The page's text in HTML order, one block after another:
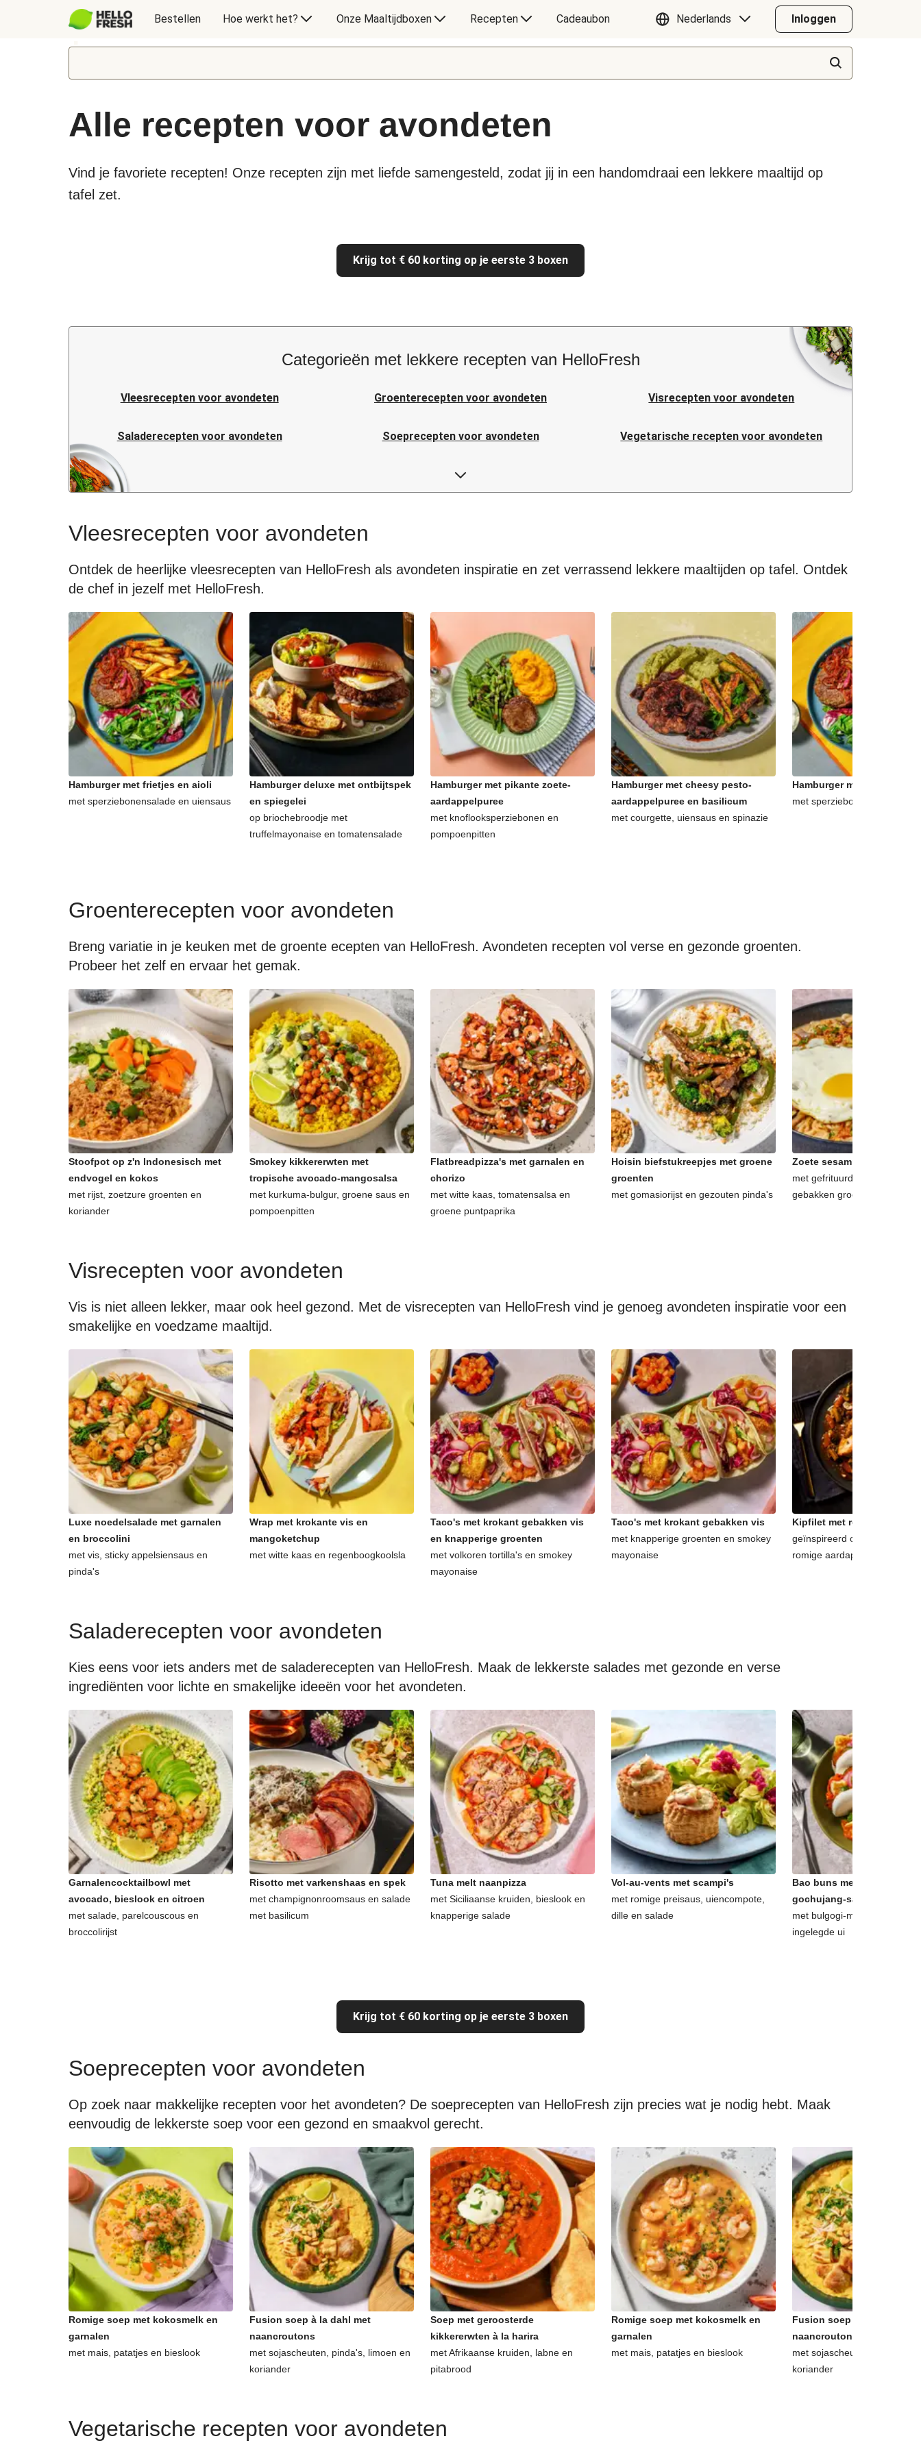
Bestellen Hoe werkt het? Onze Maaltijdboxen Recepten Cadeaubon Nederlands Inloggen
Alle recepten voor avondeten
Vind je favoriete recepten! Onze recepten zijn met liefde samengesteld, zodat jij in een handomdraai een lekkere maaltijd op
tafel zet.
Krijg tot € 60 korting op je eerste 3 boxen
Categorieën met lekkere recepten van HelloFresh
Vleesrecepten voor avondeten Groenterecepten voor avondeten Visrecepten voor avondeten
Saladerecepten voor avondeten Soeprecepten voor avondeten Vegetarische recepten voor avondeten
Pastarecepten voor avondeten Rijstrecepten voor avondeten
Vleesrecepten voor avondeten
Ontdek de heerlijke vleesrecepten van HelloFresh als avondeten inspiratie en zet verrassend lekkere maaltijden op tafel. Ontdek
de chef in jezelf met HelloFresh.
Hamburger met frietjes en aioli
met sperziebonensalade en uiensaus
Hamburger deluxe met ontbijtspek
en spiegelei
op briochebroodje met
truffelmayonaise en tomatensalade
Hamburger met pikante zoete-
aardappelpuree
met knoflooksperziebonen en
pompoenpitten
Hamburger met cheesy pesto-
aardappelpuree en basilicum
met courgette, uiensaus en spinazie
Hamburger met frietjes en
met sperziebonensalade en
Groenterecepten voor avondeten
Breng variatie in je keuken met de groente ecepten van HelloFresh. Avondeten recepten vol verse en gezonde groenten.
Probeer het zelf en ervaar het gemak.
Stoofpot op z'n Indonesisch met
endvogel en kokos
met rijst, zoetzure groenten en
koriander
Smokey kikkererwten met
tropische avocado-mangosalsa
met kurkuma-bulgur, groene saus en
pompoenpitten
Flatbreadpizza's met garnalen en
chorizo
met witte kaas, tomatensalsa en
groene puntpaprika
Hoisin biefstukreepjes met groene
groenten
met gomasiorijst en gezouten pinda's
Zoete sesamnoedels met
met gefrituurde uitjes,
gebakken groenten
Visrecepten voor avondeten
Vis is niet alleen lekker, maar ook heel gezond. Met de visrecepten van HelloFresh vind je genoeg avondeten inspiratie voor een
smakelijke en voedzame maaltijd.
Luxe noedelsalade met garnalen
en broccolini
met vis, sticky appelsiensaus en
pinda's
Wrap met krokante vis en
mangoketchup
met witte kaas en regenboogkoolsla
Taco's met krokant gebakken vis
en knapperige groenten
met volkoren tortilla's en smokey
mayonaise
Taco's met krokant gebakken vis
met knapperige groenten en smokey
mayonaise
Kipfilet met rodewijnstoof
geïnspireerd op coq au vin,
romige aardappelpuree
Saladerecepten voor avondeten
Kies eens voor iets anders met de saladerecepten van HelloFresh. Maak de lekkerste salades met gezonde en verse
ingrediënten voor lichte en smakelijke ideeën voor het avondeten.
Garnalencocktailbowl met
avocado, bieslook en citroen
met salade, parelcouscous en
broccolirijst
Risotto met varkenshaas en spek
met champignonroomsaus en salade
met basilicum
Tuna melt naanpizza
met Siciliaanse kruiden, bieslook en
knapperige salade
Vol-au-vents met scampi's
met romige preisaus, uiencompote,
dille en salade
Bao buns met halloumi en
gochujang-salade
met bulgogi-mayonaise,
ingelegde ui
Krijg tot € 60 korting op je eerste 3 boxen
Soeprecepten voor avondeten
Op zoek naar makkelijke recepten voor het avondeten? De soeprecepten van HelloFresh zijn precies wat je nodig hebt. Maak
eenvoudig de lekkerste soep voor een gezond en smaakvol gerecht.
Romige soep met kokosmelk en
garnalen
met mais, patatjes en bieslook
Fusion soep à la dahl met
naancroutons
met sojascheuten, pinda's, limoen en
koriander
Soep met geroosterde
kikkererwten à la harira
met Afrikaanse kruiden, labne en
pitabrood
Romige soep met kokosmelk en
garnalen
met mais, patatjes en bieslook
Fusion soep à la dahl met
naancroutons
met sojascheuten, pinda's,
koriander
Vegetarische recepten voor avondeten